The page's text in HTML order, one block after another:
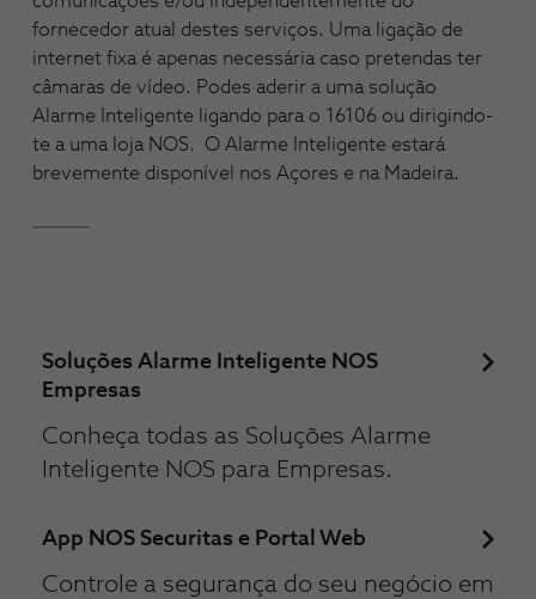
fornecedor atual destes serviços. Uma ligação de
internet fixa é apenas necessária caso pretendas ter
câmaras de vídeo. Podes aderir a uma solução
Alarme Inteligente ligando para o 16106 ou dirigindo-
te a uma loja NOS. O Alarme Inteligente estará
brevemente disponível nos Açores e na Madeira.
Soluções Alarme Inteligente NOS
Empresas
Conheça todas as Soluções Alarme
Inteligente NOS para Empresas.
App NOS Securitas e Portal Web
Controle a segurança do seu negócio em